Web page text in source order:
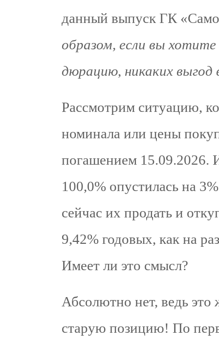
данный выпуск ГК
образом, если вы
дюрацию, никаких выгод
Рассмотрим ситуацию,
номинала или цены
погашением 15.09.2026.
100,0% опустилась на
сейчас их продать и
9,42% годовых, как на
Имеет ли это смысл?
Абсолютно нет, ведь это
старую позицию! По